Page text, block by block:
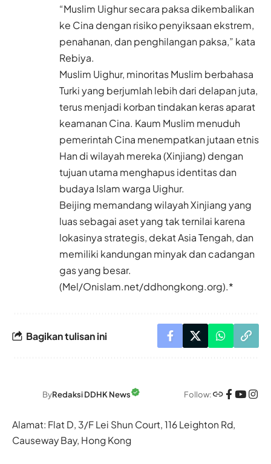
“Muslim Uighur secara paksa dikembalikan
ke Cina dengan risiko penyiksaan ekstrem,
penahanan, dan penghilangan paksa,” kata
Rebiya.
Muslim Uighur, minoritas Muslim berbahasa
Turki yang berjumlah lebih dari delapan juta,
terus menjadi korban tindakan keras aparat
keamanan Cina. Kaum Muslim menuduh
pemerintah Cina menempatkan jutaan etnis
Han di wilayah mereka (Xinjiang) dengan
tujuan utama menghapus identitas dan
budaya Islam warga Uighur.
Beijing memandang wilayah Xinjiang yang
luas sebagai aset yang tak ternilai karena
lokasinya strategis, dekat Asia Tengah, dan
memiliki kandungan minyak dan cadangan
gas yang besar.
(Mel/Onislam.net/ddhongkong.org).*
Bagikan tulisan ini
ByRedaksi DDHK News Follow:
Alamat: Flat D, 3/F Lei Shun Court, 116 Leighton Rd,
Causeway Bay, Hong Kong